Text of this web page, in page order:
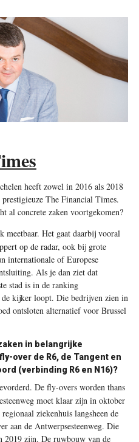
heeft zowel in 2016 als 2018
The Financial Times.
al concrete zaken voortgekomen?
Het gaat daarbij vooral
op de radar, ook bij grote
internationale of Europese
Als je dan ziet dat
stad is in de ranking
kijker loopt. Die bedrijven zien in
ontsloten alternatief voor Brussel
in belangrijke
over de R6, de Tangent en
(verbinding R6 en N16)?
De fly-overs worden thans
moet klaar zijn in oktober
ziekenhuis langsheen de
aan de Antwerpsesteenweg. Die
zijn. De ruwbouw van de